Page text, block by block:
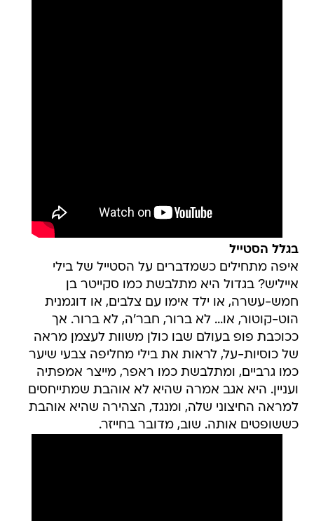
בגלל הסטייל
איפה מתחילים כשמדברים על הסטייל של בילי
אייליש? בגדול היא מתלבשת כמו סקייטר בן
חמש-עשרה, או ילד אימו עם צלבים, או דוגמנית
הוט-קוטור, או... לא ברור, חבר'ה, לא ברור. אך
ככוכבת פופ בעולם שבו כולן משוות לעצמן מראה
של כוסיות-על, לראות את בילי מחליפה צבעי שיער
כמו גרביים, ומתלבשת כמו ראפר, מייצר אמפתיה
ועניין. היא אגב אמרה שהיא לא אוהבת שמתייחסים
למראה החיצוני שלה, ומנגד, הצהירה שהיא אוהבת
כששופטים אותה. שוב, מדובר בחייזר.